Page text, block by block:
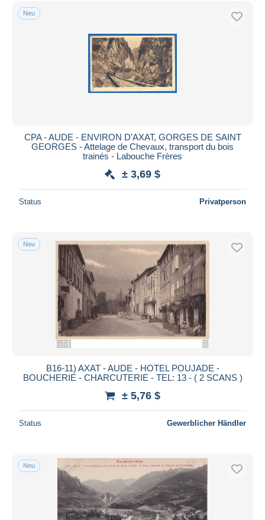
Kostenloser Versand
Zahlungsmethoden
PayPal
Banküberweisung
Maestro
Wohnsitz des Verkäufers
Weltweit
Übernehmen
Neu
CPA - AUDE - ENVIRON D'AXAT, GORGES DE SAINT
GEORGES - Attelage de Chevaux, transport du bois
trainés - Labouche Frères
± 3,69 $
Status Privatperson
Neu
B16-11) AXAT - AUDE - HOTEL POUJADE -
BOUCHERIE - CHARCUTERIE - TEL: 13 - ( 2 SCANS )
± 5,76 $
Status Gewerblicher Händler
Neu